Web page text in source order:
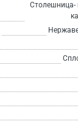
Столешница-